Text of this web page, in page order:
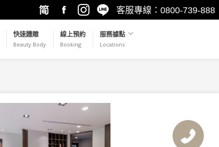
客服專線：0800-739-888
繁簡轉
換
FacebookInstagramLINE@
快速體雕
Beauty Body
線上預約
Booking
服務據點
Locations